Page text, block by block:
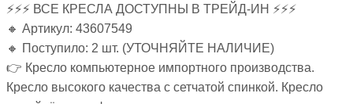
⚡⚡⚡ ВСЕ КРЕСЛА ДОСТУПНЫ В ТРЕЙД-ИН ⚡⚡⚡
🔸 Артикул: 43607549
🔸 Поступило: 2 шт. (УТОЧНЯЙТЕ НАЛИЧИЕ)
👉 Кресло компьютерное импортного производства.
Кресло высокого качества с сетчатой спинкой. Кресло